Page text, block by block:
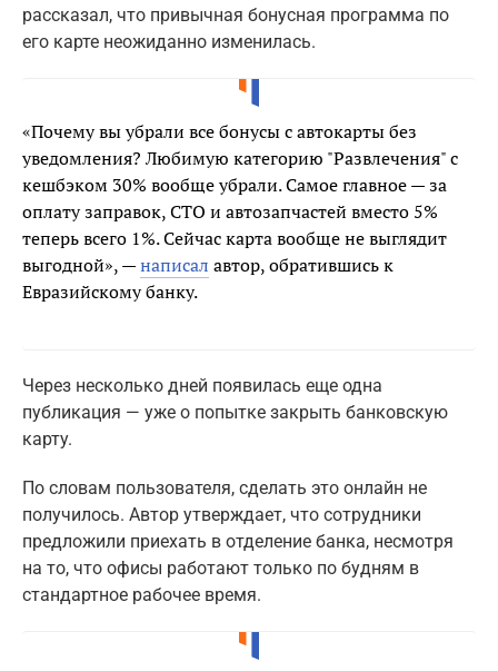
рассказал, что привычная бонусная программа по
его карте неожиданно изменилась.
«Почему вы убрали все бонусы с автокарты без
уведомления? Любимую категорию "Развлечения" с
кешбэком 30% вообще убрали. Самое главное — за
оплату заправок, СТО и автозапчастей вместо 5%
теперь всего 1%. Сейчас карта вообще не выглядит
выгодной», —написал автор, обратившись к
Евразийскому банку.
Через несколько дней появилась еще одна
публикация — уже о попытке закрыть банковскую
карту.
По словам пользователя, сделать это онлайн не
получилось. Автор утверждает, что сотрудники
предложили приехать в отделение банка, несмотря
на то, что офисы работают только по будням в
стандартное рабочее время.